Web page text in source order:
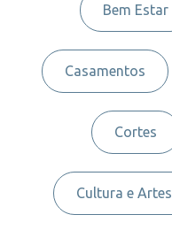
Bem Estar
Casamentos
Cortes
Cultura e Artes